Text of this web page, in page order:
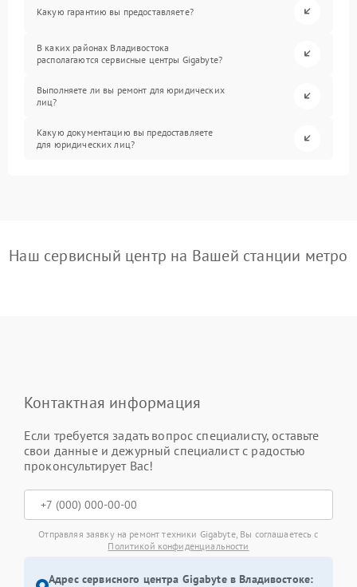
Какую гарантию вы предоставляете?
В каких районах Владивостока
располагаются сервисные центры Gigabyte?
Выполняете ли вы ремонт для юридических
лиц?
Какую документацию вы предоставляете
для юридических лиц?
Наш сервисный центр на Вашей станции метро
Контактная информация
Если требуется задать вопрос специалисту, оставьте
свои данные и дежурный специалист с радостью
проконсультирует Вас!
Отправляя заявку на ремонт техники Gigabyte, Вы соглашаетесь с
Политикой конфиденциальности
Адрес сервисного центра Gigabyte в Владивостоке: